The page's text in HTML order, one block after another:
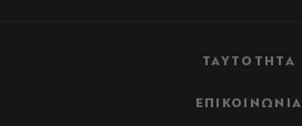
ΤΑΥΤΟΤΗΤΑ
ΕΠΙΚΟΙΝΩΝΙΑ